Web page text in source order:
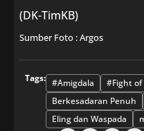
(DK-TimKB)
Sumber Foto : Argos
Tags: #Amigdala #Fight of
Berkesadaran Penuh
Eling dan Waspada